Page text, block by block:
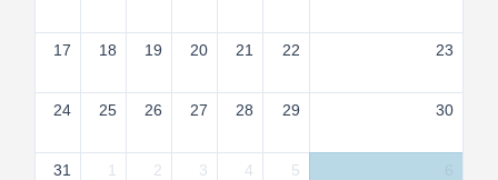
17 18 19 20 21 22 23
24 25 26 27 28 29 30
31 1 2 3 4 5